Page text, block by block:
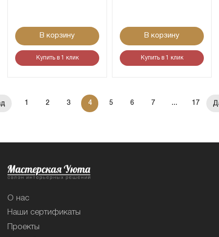
В корзину
Купить в 1 клик
В корзину
Купить в 1 клик
1 2 3 4 5 6 7 ... 17
О нас
Наши сертификаты
Проекты